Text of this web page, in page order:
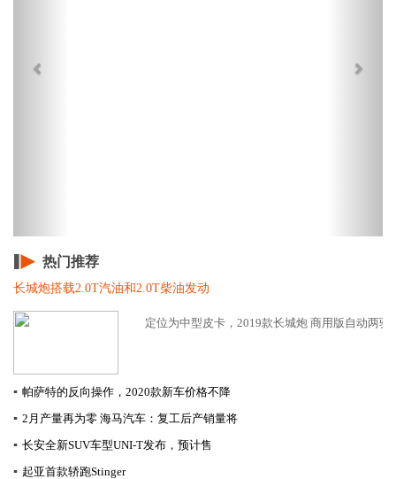
热门推荐
长城炮搭载2.0T汽油和2.0T柴油发动
定位为中型皮卡，2019款长城炮 商用版自动两驱
▪ 帕萨特的反向操作，2020款新车价格不降
▪ 2月产量再为零 海马汽车：复工后产销量将
▪ 长安全新SUV车型UNI-T发布，预计售
▪ 起亚首款轿跑Stinger